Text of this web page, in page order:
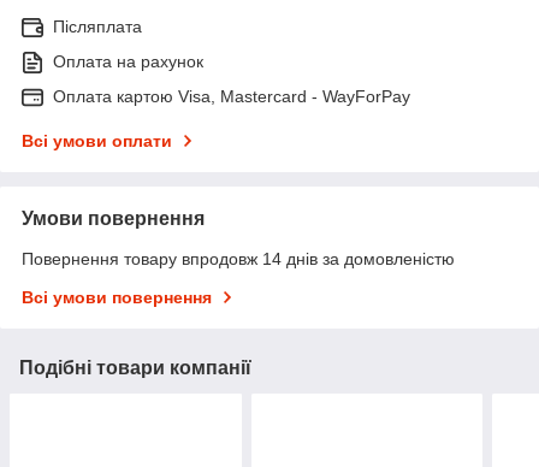
Післяплата
Оплата на рахунок
Оплата картою Visa, Mastercard - WayForPay
Всі умови оплати
Умови повернення
Повернення товару впродовж 14 днів за домовленістю
Всі умови повернення
Подібні товари компанії